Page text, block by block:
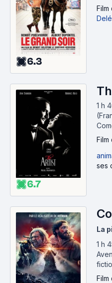
6.3
Film
6.7
1 h
Film
ses
La
1 h
Film